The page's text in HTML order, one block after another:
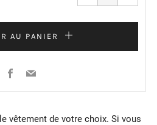
l'article
de l'article
de
AU PANIER
Facebook
Email
vêtement de votre choix. Si vous